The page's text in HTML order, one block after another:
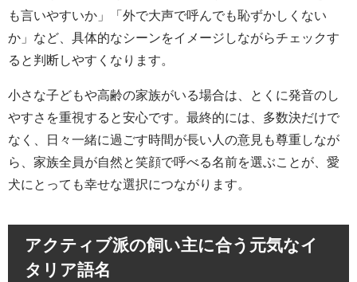
も言いやすいか」「外で大声で呼んでも恥ずかしくない
か」など、具体的なシーンをイメージしながらチェックす
ると判断しやすくなります。
小さな子どもや高齢の家族がいる場合は、とくに発音のし
やすさを重視すると安心です。最終的には、多数決だけで
なく、日々一緒に過ごす時間が長い人の意見も尊重しなが
ら、家族全員が自然と笑顔で呼べる名前を選ぶことが、愛
犬にとっても幸せな選択につながります。
アクティブ派の飼い主に合う元気なイ
タリア語名